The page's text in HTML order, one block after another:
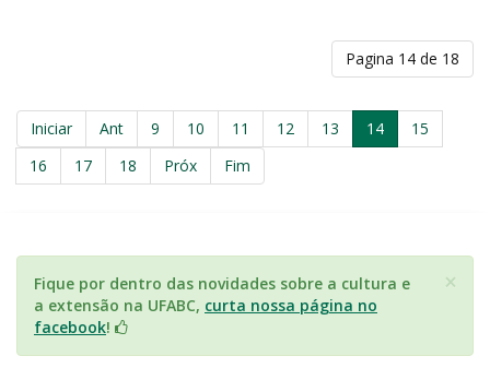
Pagina 14 de 18
Iniciar Ant 9 10 11 12 13 14
15
16
17 18 Próx Fim
×
Fique por dentro das novidades sobre a cultura e
a extensão na UFABC, curta nossa página no
facebook!